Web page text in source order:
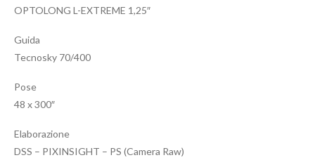
OPTOLONG L-EXTREME 1,25″
Guida
Tecnosky 70/400
Pose
48 x 300″
Elaborazione
DSS – PIXINSIGHT – PS (Camera Raw)